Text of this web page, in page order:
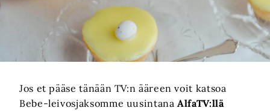
Jos et pääse tänään TV:n ääreen voit katsoa
Bebe-leivosjaksomme uusintanaAlfaTV:llä